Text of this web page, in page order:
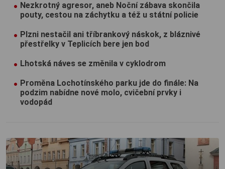
Nezkrotný agresor, aneb Noční zábava skončila
pouty, cestou na záchytku a též u státní policie
Plzni nestačil ani tříbrankový náskok, z bláznivé
přestřelky v Teplicích bere jen bod
Lhotská náves se změnila v cyklodrom
Proměna Lochotínského parku jde do finále: Na
podzim nabídne nové molo, cvičební prvky i
vodopád